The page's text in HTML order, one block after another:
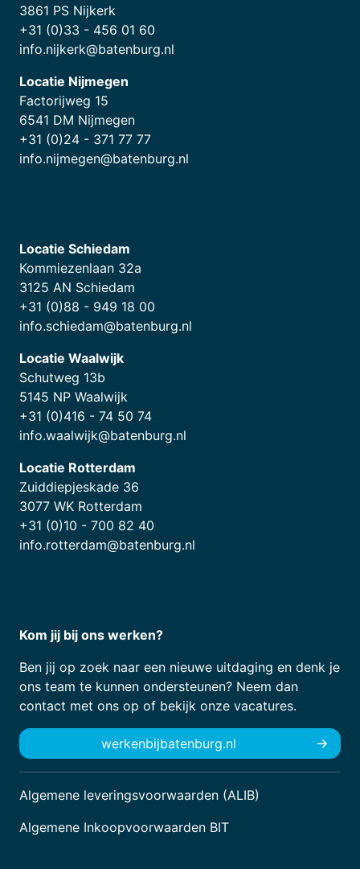
3861 PS Nijkerk
+31 (0)33 - 456 01 60
info.nijkerk@batenburg.nl
Locatie Nijmegen
Factorijweg 15
6541 DM Nijmegen
+31 (0)24 - 371 77 77
info.nijmegen@batenburg.nl
Locatie Schiedam
Kommiezenlaan 32a
3125 AN Schiedam
+31 (0)88 - 949 18 00
info.schiedam@batenburg.nl
Locatie Waalwijk
Schutweg 13b
5145 NP Waalwijk
+31 (0)416 - 74 50 74
info.waalwijk@batenburg.nl
Locatie Rotterdam
Zuiddiepjeskade 36
3077 WK Rotterdam
+31 (0)10 - 700 82 40
info.rotterdam@batenburg.nl
Kom jij bij ons werken?
Ben jij op zoek naar een nieuwe uitdaging en denk je
ons team te kunnen ondersteunen? Neem dan
contact met ons op of bekijk onze vacatures.
werkenbijbatenburg.nl
Algemene leveringsvoorwaarden (ALIB)
Algemene Inkoopvoorwaarden BIT